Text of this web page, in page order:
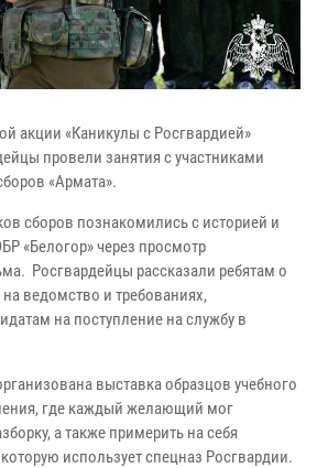
акции «Каникулы с Росгвардией»
провели занятия с участниками
«Армата».
сборов познакомились с историей и
«Белогор» через просмотр
Росгвардейцы рассказали ребятам о
ведомство и требованиях,
на поступление на службу в
выставка образцов учебного
где каждый желающий мог
а также примерить на себя
использует спецназ Росгвардии.